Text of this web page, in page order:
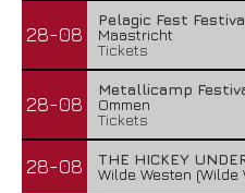
28-08
Pelagic Fest
Maastricht
Tickets
28-08
Metallicamp
Ommen
Tickets
28-08
THE HICKEY
Wilde Westen (Wilde